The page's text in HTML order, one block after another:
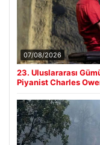
07/08/2026
23. Uluslararası
Piyanist Charles